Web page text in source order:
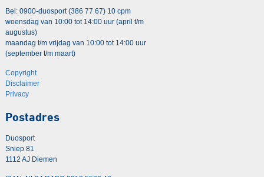
Bel: 0900-duosport (386 77 67) 10 cpm
woensdag van 10:00 tot 14:00 uur (april t/m
augustus)
maandag t/m vrijdag van 10:00 tot 14:00 uur
(september t/m maart)
Copyright
Disclaimer
Privacy
Postadres
Duosport
Sniep 81
1112 AJ Diemen